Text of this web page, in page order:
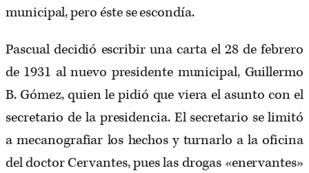
municipal, pero éste se escondía.
Pascual decidió escribir una carta el 28 de febrero
de 1931 al nuevo presidente municipal, Guillermo
B. Gómez, quien le pidió que viera el asunto con el
secretario de la presidencia. El secretario se limitó
a mecanografiar los hechos y turnarlo a la oficina
del doctor Cervantes, pues las drogas «enervantes»